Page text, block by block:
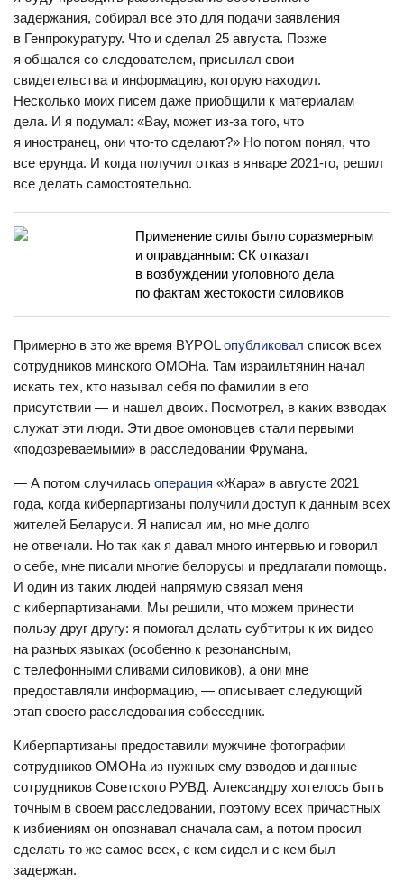
задержания, собирал все это для подачи заявления
в Генпрокуратуру. Что и сделал 25 августа. Позже
я общался со следователем, присылал свои
свидетельства и информацию, которую находил.
Несколько моих писем даже приобщили к материалам
дела. И я подумал: «Вау, может из-за того, что
я иностранец, они что-то сделают?» Но потом понял, что
все ерунда. И когда получил отказ в январе 2021-го, решил
все делать самостоятельно.
Применение силы было соразмерным
и оправданным: СК отказал
в возбуждении уголовного дела
по фактам жестокости силовиков
Примерно в это же время BYPOLопубликовал список всех
сотрудников минского ОМОНа. Там израильтянин начал
искать тех, кто называл себя по фамилии в его
присутствии — и нашел двоих. Посмотрел, в каких взводах
служат эти люди. Эти двое омоновцев стали первыми
«подозреваемыми» в расследовании Фрумана.
— А потом случилась операция «Жара» в августе 2021
года, когда киберпартизаны получили доступ к данным всех
жителей Беларуси. Я написал им, но мне долго
не отвечали. Но так как я давал много интервью и говорил
о себе, мне писали многие белорусы и предлагали помощь.
И один из таких людей напрямую связал меня
с киберпартизанами. Мы решили, что можем принести
пользу друг другу: я помогал делать субтитры к их видео
на разных языках (особенно к резонансным,
с телефонными сливами силовиков), а они мне
предоставляли информацию, — описывает следующий
этап своего расследования собеседник.
Киберпартизаны предоставили мужчине фотографии
сотрудников ОМОНа из нужных ему взводов и данные
сотрудников Советского РУВД. Александру хотелось быть
точным в своем расследовании, поэтому всех причастных
к избиениям он опознавал сначала сам, а потом просил
сделать то же самое всех, с кем сидел и с кем был
задержан.